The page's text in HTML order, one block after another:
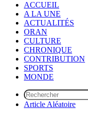
ACCUEIL
A LA UNE
ACTUALITÉS
ORAN
CULTURE
CHRONIQUE
CONTRIBUTION
SPORTS
MONDE
Article Aléatoire